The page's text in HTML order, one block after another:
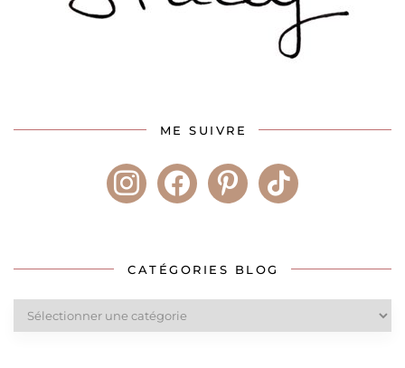
ME SUIVRE
instagramfacebookpinteresttiktok
CATÉGORIES BLOG
blog